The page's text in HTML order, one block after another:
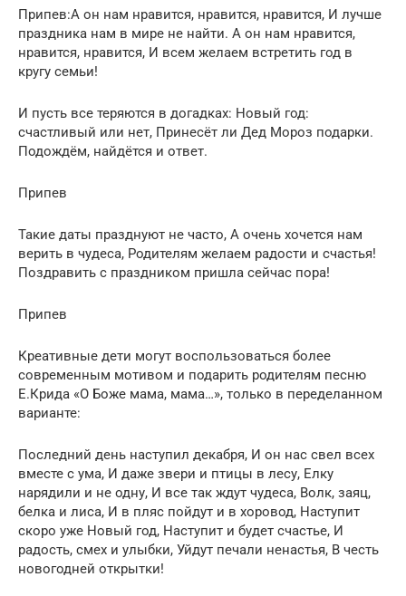
Припев:А он нам нравится, нравится, нравится, И лучше
праздника нам в мире не найти. А он нам нравится,
нравится, нравится, И всем желаем встретить год в
кругу семьи!
И пусть все теряются в догадках: Новый год:
счастливый или нет, Принесёт ли Дед Мороз подарки.
Подождём, найдётся и ответ.
Припев
Такие даты празднуют не часто, А очень хочется нам
верить в чудеса, Родителям желаем радости и счастья!
Поздравить с праздником пришла сейчас пора!
Припев
Креативные дети могут воспользоваться более
современным мотивом и подарить родителям песню
Е.Крида «О Боже мама, мама…», только в переделанном
варианте:
Последний день наступил декабря, И он нас свел всех
вместе с ума, И даже звери и птицы в лесу, Елку
нарядили и не одну, И все так ждут чудеса, Волк, заяц,
белка и лиса, И в пляс пойдут и в хоровод, Наступит
скоро уже Новый год, Наступит и будет счастье, И
радость, смех и улыбки, Уйдут печали ненастья, В честь
новогодней открытки!